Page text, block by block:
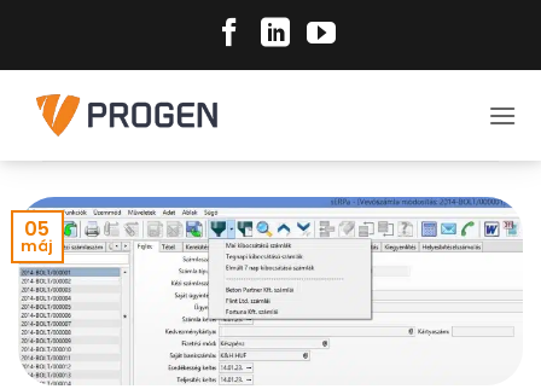
content
05
máj